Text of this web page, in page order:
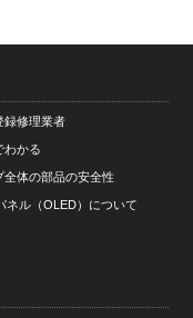
録修理業者
わかる
全体の部品の安全性
ネル（OLED）について